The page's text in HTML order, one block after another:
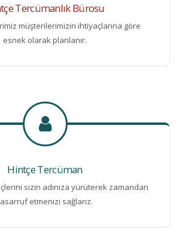
Tercümanlık Bürosu
müşterilerimizin ihtiyaçlarına göre
esnek olarak planlanır.
Hintçe Tercüman
sizin adınıza yürüterek zamandan
etmenizi sağlarız.